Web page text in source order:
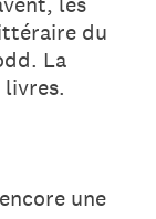
du
La
livres.
une